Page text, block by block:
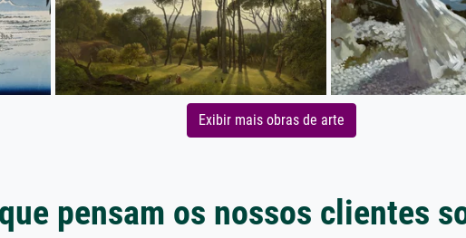
Exibir mais obras de arte
pensam os nossos clientes